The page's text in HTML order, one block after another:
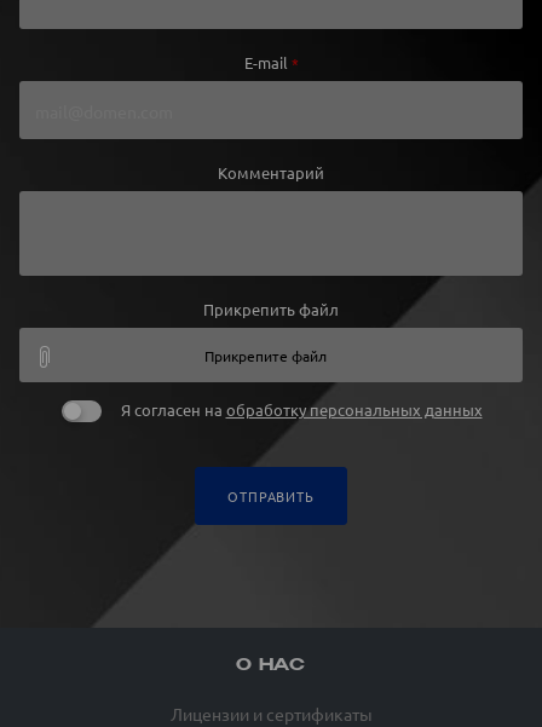
E-mail *
Комментарий
Прикрепить файл
Прикрепите файл
Я согласен на обработку персональных данных
ОТПРАВИТЬ
О НАС
Лицензии и сертификаты